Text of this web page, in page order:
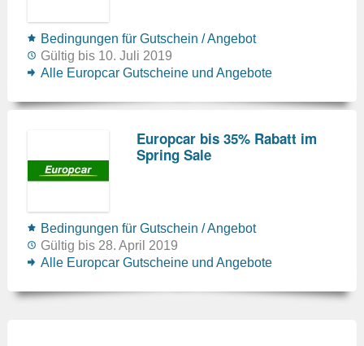
Bedingungen für Gutschein / Angebot
Gültig bis 10. Juli 2019
Alle Europcar Gutscheine und Angebote
Europcar bis 35% Rabatt im
Spring Sale
Bedingungen für Gutschein / Angebot
Gültig bis 28. April 2019
Alle Europcar Gutscheine und Angebote